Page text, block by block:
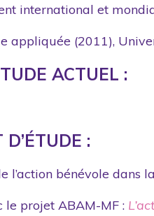
international et
appliquée (2011),
ACTUEL :
:
l’action bénévole
le projet ABAM-MF :